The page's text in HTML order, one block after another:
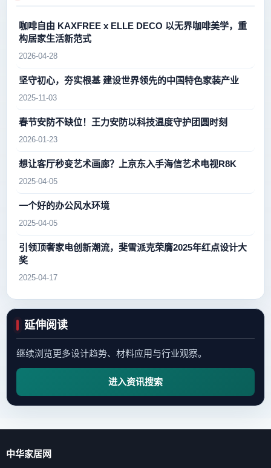
咖啡自由 KAXFREE x ELLE DECO 以无界咖啡美学，重
构居家生活新范式
2026-04-28
坚守初心，夯实根基 建设世界领先的中国特色家装产业
2025-11-03
春节安防不缺位！王力安防以科技温度守护团圆时刻
2026-01-23
想让客厅秒变艺术画廊？上京东入手海信艺术电视R8K
2025-04-05
一个好的办公风水环境
2025-04-05
引领顶奢家电创新潮流，斐雪派克荣膺2025年红点设计大
奖
2025-04-17
延伸阅读
继续浏览更多设计趋势、材料应用与行业观察。
进入资讯搜索
中华家居网